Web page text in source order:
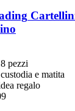
pezzi
e matita
regalo